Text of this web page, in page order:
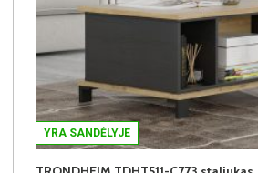
YRA SANDĖLYJE